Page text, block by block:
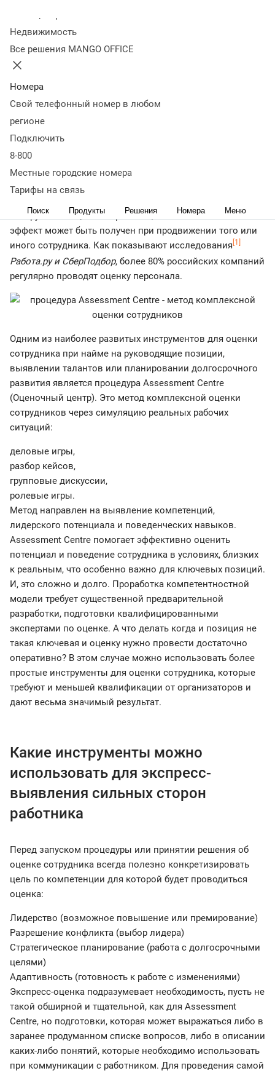
Недвижимость
Все решения MANGO OFFICE
Номера
Свой телефонный номер в любом
регионе
Подключить
8-800
Местные городские номера
Тарифы на связь
Поиск Продукты Решения Номера Меню
Оглавление
Какие инструменты можно использовать для экспресс-
выявления сильных сторон работника
применимость экспресс-оценки сотрудника
< назад
персонале, который будет повышать эффективность
своего труда и показатели деятельности. Любому
бизнесу приходится принимать решения по выплате
премий, повышению сотрудников в должности,
увеличению зарплаты. Большинство стремится
инструменты оценки персонала, чтобы понимать какой
эффект может быть получен при продвижении того или
иного сотрудника. Как показывают исследования [1]
Работа.ру и СберПодбор, более 80% российских компаний
регулярно проводят оценку персонала.
Одним из наиболее развитых инструментов для оценки
сотрудника при найме на руководящие позиции,
выявлении талантов или планировании долгосрочного
развития является процедура Assessment Centre
(Оценочный центр). Это метод комплексной оценки
сотрудников через симуляцию реальных рабочих
ситуаций:
деловые игры,
разбор кейсов,
групповые дискуссии,
ролевые игры.
Метод направлен на выявление компетенций,
лидерского потенциала и поведенческих навыков.
Assessment Centre помогает эффективно оценить
потенциал и поведение сотрудника в условиях, близких
к реальным, что особенно важно для ключевых позиций.
И, это сложно и долго. Проработка компетентностной
модели требует существенной предварительной
разработки, подготовки квалифицированными
экспертами по оценке. А что делать когда и позиция не
такая ключевая и оценку нужно провести достаточно
оперативно? В этом случае можно использовать более
простые инструменты для оценки сотрудника, которые
требуют и меньшей квалификации от организаторов и
дают весьма значимый результат.
Какие инструменты можно
использовать для экспресс-
выявления сильных сторон
работника
Перед запуском процедуры или принятии решения об
оценке сотрудника всегда полезно конкретизировать
цель по компетенции для которой будет проводиться
оценка:
Лидерство (возможное повышение или премирование)
Разрешение конфликта (выбор лидера)
Стратегическое планирование (работа с долгосрочными
целями)
Адаптивность (готовность к работе с изменениями)
Экспресс-оценка подразумевает необходимость, пусть не
такой обширной и тщательной, как для Assessment
Centre, но подготовки, которая может выражаться либо в
заранее продуманном списке вопросов, либо в описании
каких-либо понятий, которые необходимо использовать
при коммуникации с работником. Для проведения самой